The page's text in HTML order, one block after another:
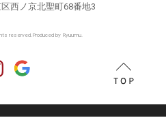
西ノ京北聖町68番地3
reserved.Produced by Ryuumu.